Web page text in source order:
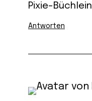
Pixie-Büchlein
Antworten